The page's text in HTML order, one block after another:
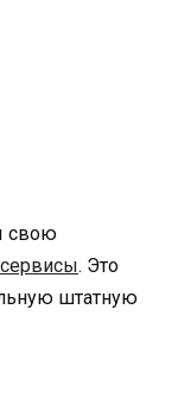
свою
. Это
штатную